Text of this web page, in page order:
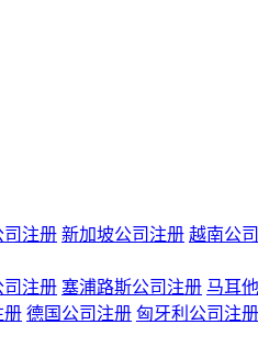
司注册 新加坡公司注册 越南公
司注册 塞浦路斯公司注册 马耳
册 德国公司注册 匈牙利公司注册